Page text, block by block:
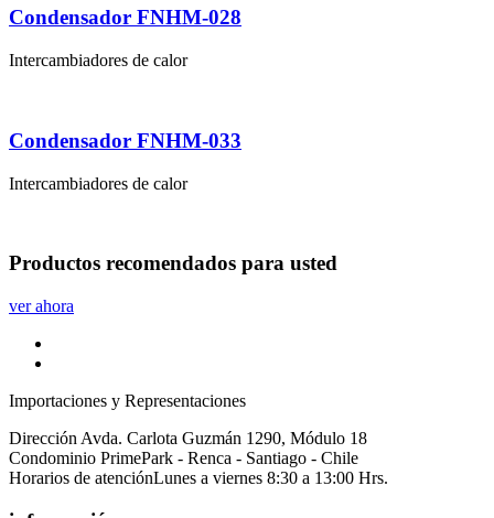
Condensador FNHM-028
Intercambiadores de calor
Condensador FNHM-033
Intercambiadores de calor
Productos recomendados para usted
ver ahora
Importaciones y Representaciones
Dirección Avda. Carlota Guzmán 1290, Módulo 18
Condominio PrimePark - Renca - Santiago - Chile
Horarios de atenciónLunes a viernes 8:30 a 13:00 Hrs.